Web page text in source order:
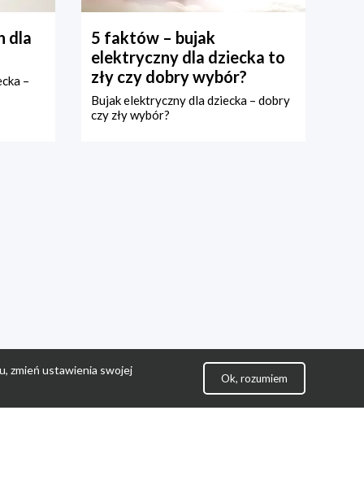
dla
–
5 faktów – bujak
elektryczny dla dziecka to
zły czy dobry wybór?
Bujak elektryczny dla dziecka – dobry
czy zły wybór?
zmień ustawienia swojej
Ok, rozumiem